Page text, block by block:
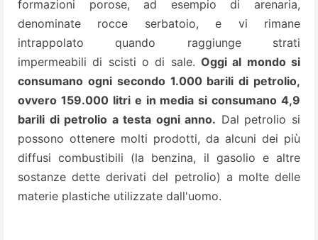
formazioni porose, ad esempio di arenaria,
denominate rocce serbatoio, e vi rimane
intrappolato quando raggiunge strati
impermeabili di scisti o di sale. Oggi al mondo si
consumano ogni secondo 1.000 barili di petrolio,
ovvero 159.000 litri e in media si consumano 4,9
barili di petrolio a testa ogni anno. Dal petrolio si
possono ottenere molti prodotti, da alcuni dei più
diffusi combustibili (la benzina, il gasolio e altre
sostanze dette derivati del petrolio) a molte delle
materie plastiche utilizzate dall'uomo.